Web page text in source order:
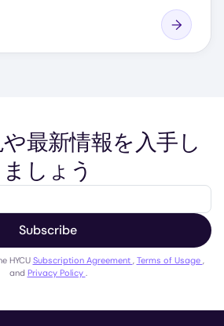
最新情報を入手し
ましょう
Subscribe
HYCU Subscription Agreement , Terms of Usage ,
and Privacy Policy .